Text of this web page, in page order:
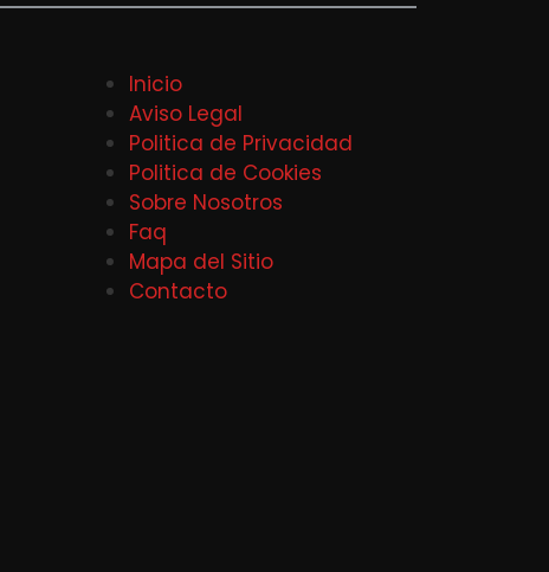
Inicio
Aviso Legal
Politica de Privacidad
Politica de Cookies
Sobre Nosotros
Faq
Mapa del Sitio
Contacto